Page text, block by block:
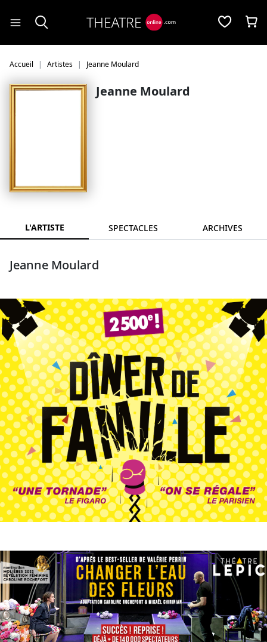
Accueil Artistes Jeanne Moulard
Jeanne Moulard
L'ARTISTE SPECTACLES ARCHIVES
Jeanne Moulard